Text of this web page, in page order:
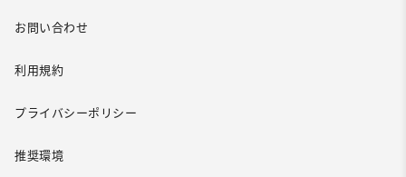
お問い合わせ
利用規約
プライバシーポリシー
推奨環境